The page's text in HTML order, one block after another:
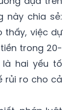
thấy, việc dự
trong 20-
là hai yếu tố
ro cho cả
pháp luật
phủ có